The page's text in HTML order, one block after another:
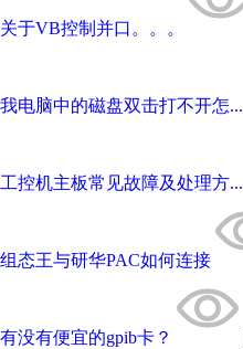
关于VB控制并口。。。
我电脑中的磁盘双击打不开怎...
工控机主板常见故障及处理方...
组态王与研华PAC如何连接
有没有便宜的gpib卡？